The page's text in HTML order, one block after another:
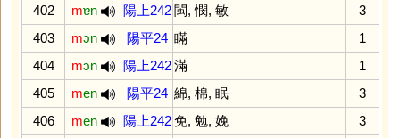
402
mɐn 陽上242 閩,憫, 敏
3
403
mɔn 陽平24 瞞
1
404
mɔn 陽上242 滿
1
405
men 陽平24 綿, 棉, 眠
3
406
men 陽上242 免, 勉, 娩
3